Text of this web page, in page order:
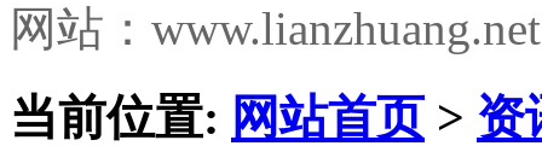
网站：www.lianzhuang.net
当前位置: 网站首页> 资